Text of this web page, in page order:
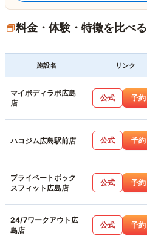
料金・体験・特徴を比べる
施設名 リンク
マイボディラボ広島
店
公式 予約
ハコジム広島駅前店 公式 予約
プライベートボック
スフィット広島店
公式 予約
24/7ワークアウト広
島店
公式 予約